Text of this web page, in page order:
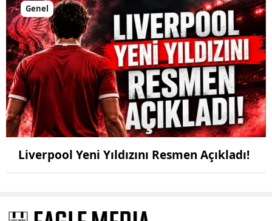
Genel
Liverpool Yeni Yıldızını Resmen Açıkladı!